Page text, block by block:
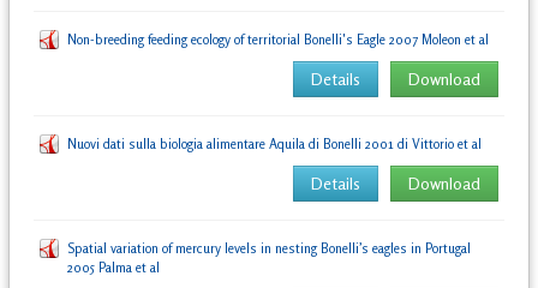
Non-breeding feeding ecology of territorial Bonelli's Eagle 2007 Moleon et al
Download
Details
Nuovi dati sulla biologia alimentare Aquila di Bonelli 2001 di Vittorio et al
Download
Details
Spatial variation of mercury levels in nesting Bonelli’s eagles in Portugal
2005 Palma et al